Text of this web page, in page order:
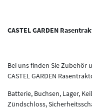
CASTEL GARDEN
Bei uns finden Sie Zubehör
CASTEL GARDEN
Batterie, Buchsen, Lager,
Zündschloss,